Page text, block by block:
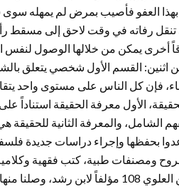
بهذا العفو فأصيب بمرض لم يمهله
أخرى يمكن من خلالها الوصول لنفس
اثنين: القسم الأول شخصي يتعلق
فإن كل الناس على مستوى واحد
الأول معرفة الحقيقة استناداً
الشامل، والمعرفة الثانية للحقيقة
بحفظها وإجراء دراسات جديدة
ومصنفات طبية، كتب فقهية